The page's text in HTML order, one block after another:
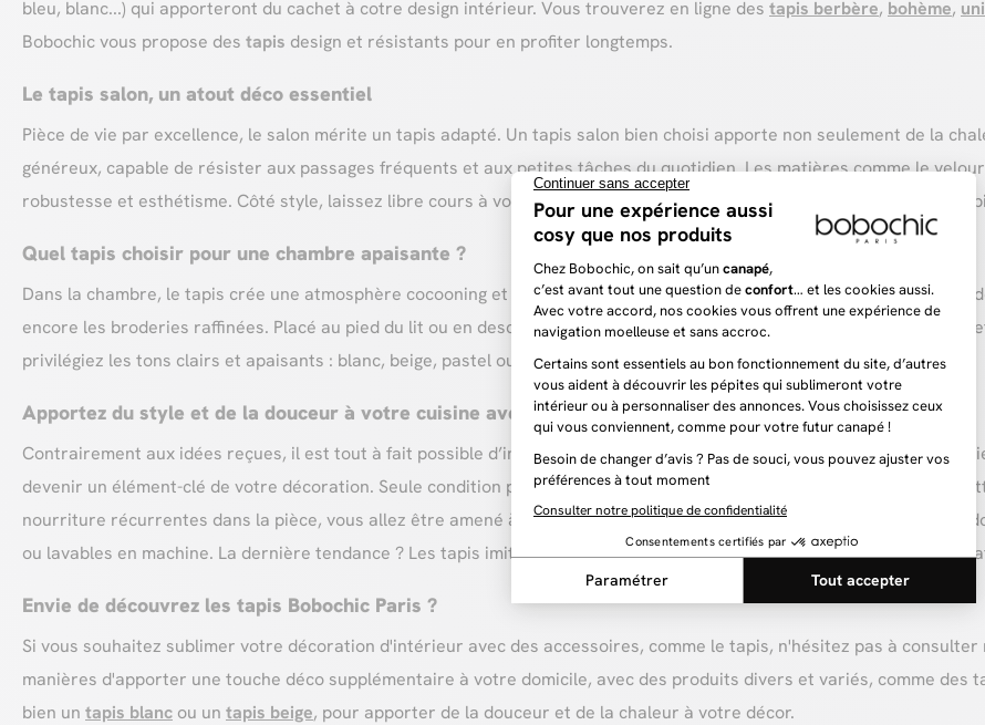
bleu, blanc...) qui apporteront du cachet à cotre design intérieur. Vous trouverez en ligne des tapis berbère, bohème,
Bobochic vous propose des tapis design et résistants pour en profiter longtemps.
Le tapis salon, un atout déco essentiel
Pièce de vie par excellence, le salon mérite un tapis adapté. Un tapis salon bien choisi apporte non seulement de la
généreux, capable de résister aux passages fréquents et aux petites tâches du quotidien. Les matières comme le
robustesse et esthétisme. Côté style, laissez libre cours à vos envies : tapis unis, à motifs, à poils longs ou courts, le
Quel tapis choisir pour une chambre apaisante ?
Dans la chambre, le tapis crée une atmosphère cocooning et relaxante. Moins exposé aux tâches, il peut se permettre
encore les broderies raffinées. Placé au pied du lit ou en descente de lit, le tapis chambre doit avant tout offrir confort
privilégiez les tons clairs et apaisants : blanc, beige, pastel ou vert amande.
Apportez du style et de la douceur à votre cuisine avec un tapis
Contrairement aux idées reçues, il est tout à fait possible d’intégrer untapisdans la cuisine ! Qu’il soit placé face à
devenir un élément-clé de votre décoration. Seule condition pour succomber à la tentation, choisir un modèle qui se
nourriture récurrentes dans la pièce, vous allez être amené à nettoyer votre tapis cuisine de façon régulière. Oubliez
ou lavables en machine. La dernière tendance ? Les tapis imitation carreaux de ciment, parfaits pour sublimer la
Envie de découvrez les tapis Bobochic Paris ?
Si vous souhaitez sublimer votre décoration d'intérieur avec des accessoires, comme le tapis, n'hésitez pas à consulter
manières d'apporter une touche déco supplémentaire à votre domicile, avec des produits divers et variés, comme des
bien un tapis blanc ou un tapis beige, pour apporter de la douceur et de la chaleur à votre décor.